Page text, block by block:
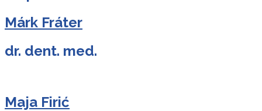
Márk Fráter
dr. dent. med.
Maja Firić